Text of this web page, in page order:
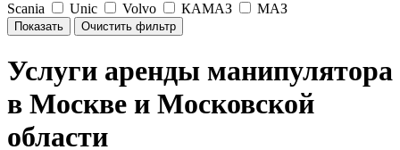
Scania
Unic Volvo КАМАЗ МАЗ
Услуги аренды манипулятора
в Москве и Московской
области